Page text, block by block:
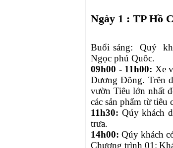
Ngày 1 : TP Hồ
Buổi sáng: Quý
Ngọc phú Quôc.
09h00 - 11h00: Xe
Dương Đông. Trên
vườn Tiêu lớn nhất
các sản phẩm từ
11h30: Qúy khách
trưa.
14h00: Qúy khách
Chương trình 01: